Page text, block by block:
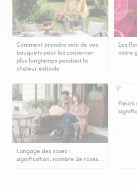
Comment prendre soin de vos
bouquets pour les conserver
plus longtemps pendant la
chaleur estivale
Les
notre
Langage des roses :
signification, nombre de roses…
Fleurs